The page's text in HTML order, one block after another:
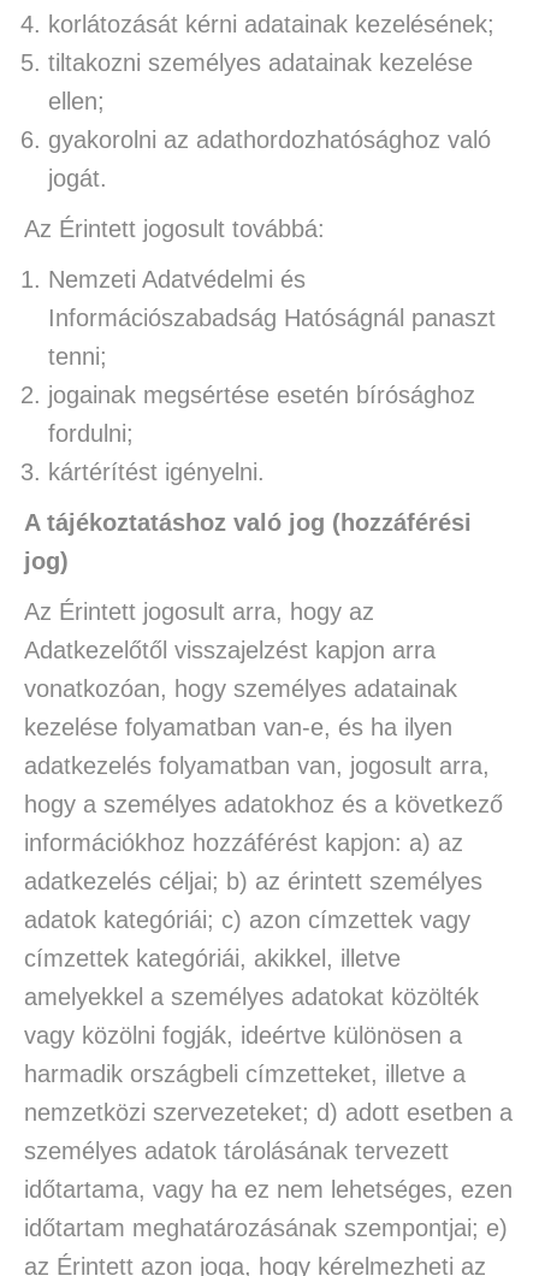
korlátozását kérni adatainak kezelésének;
tiltakozni személyes adatainak kezelése
ellen;
gyakorolni az adathordozhatósághoz való
jogát.
Az Érintett jogosult továbbá:
Nemzeti Adatvédelmi és
Információszabadság Hatóságnál panaszt
tenni;
jogainak megsértése esetén bírósághoz
fordulni;
kártérítést igényelni.
A tájékoztatáshoz való jog (hozzáférési
jog)
Az Érintett jogosult arra, hogy az
Adatkezelőtől visszajelzést kapjon arra
vonatkozóan, hogy személyes adatainak
kezelése folyamatban van-e, és ha ilyen
adatkezelés folyamatban van, jogosult arra,
hogy a személyes adatokhoz és a következő
információkhoz hozzáférést kapjon: a) az
adatkezelés céljai; b) az érintett személyes
adatok kategóriái; c) azon címzettek vagy
címzettek kategóriái, akikkel, illetve
amelyekkel a személyes adatokat közölték
vagy közölni fogják, ideértve különösen a
harmadik országbeli címzetteket, illetve a
nemzetközi szervezeteket; d) adott esetben a
személyes adatok tárolásának tervezett
időtartama, vagy ha ez nem lehetséges, ezen
időtartam meghatározásának szempontjai; e)
az Érintett azon joga, hogy kérelmezheti az